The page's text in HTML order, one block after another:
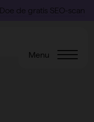
Menu
Doe de gratis SEO-scan